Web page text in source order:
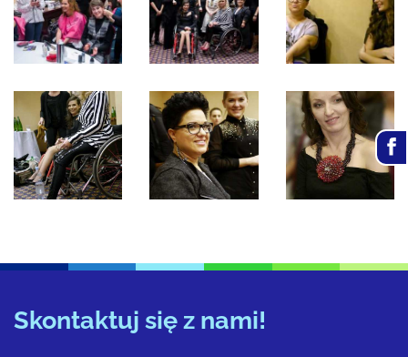
Skontaktuj się z nami!